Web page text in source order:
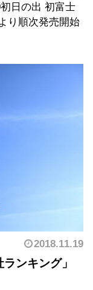
日の出 初富士
り順次発売開始
2018.11.19
ンキング」